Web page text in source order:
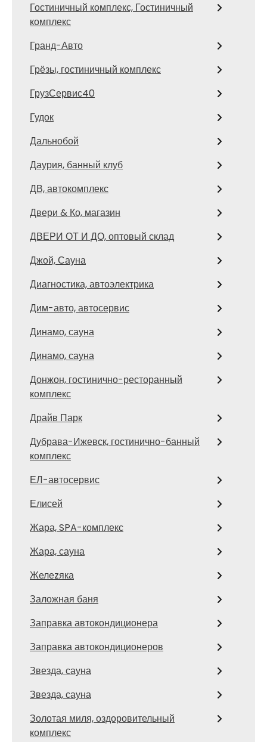
Гостиничный комплекс, Гостиничный
комплекс
Гранд-Авто
Грёзы, гостиничный комплекс
ГрузСервис40
Гудок
Дальнобой
Даурия, банный клуб
ДВ, автокомплекс
Двери & Ко, магазин
ДВЕРИ ОТ И ДО, оптовый склад
Джой, Сауна
Диагностика, автоэлектрика
Дим-авто, автосервис
Динамо, сауна
Динамо, сауна
Донжон, гостинично-ресторанный
комплекс
Драйв Парк
Дубрава-Ижевск, гостинично-банный
комплекс
ЕЛ-автосервис
Елисей
Жара, SPA-комплекс
Жара, сауна
Желеzяка
Заложная баня
Заправка автокондиционера
Заправка автокондиционеров
Звезда, сауна
Звезда, сауна
Золотая миля, оздоровительный
комплекс